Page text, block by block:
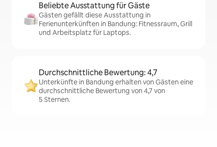
Beliebte Ausstattung für Gäste
Gästen gefällt diese Ausstattung in
Ferienunterkünften in Bandung: Fitnessraum, Grill
und Arbeitsplatz für Laptops.
Durchschnittliche Bewertung: 4,7
Unterkünfte in Bandung erhalten von Gästen eine
durchschnittliche Bewertung von 4,7 von
5 Sternen.